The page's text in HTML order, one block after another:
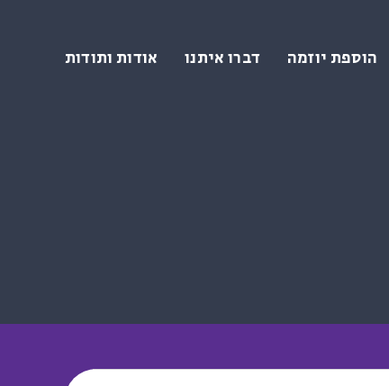
הוספת יוזמה דברו איתנו אודות ותודות